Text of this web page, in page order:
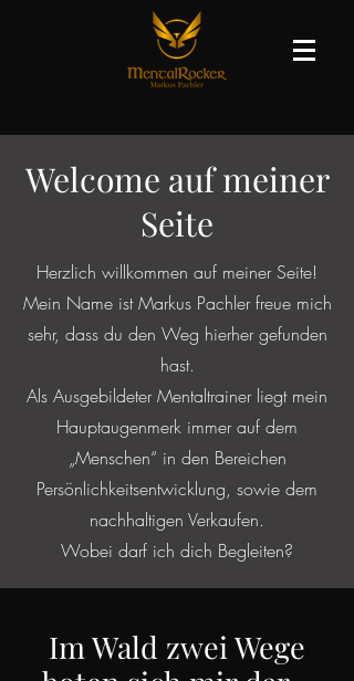
Welcome auf meiner
Seite
Herzlich willkommen auf meiner Seite!
Mein Name ist Markus Pachler freue mich
sehr, dass du den Weg hierher gefunden
hast.
Als Ausgebildeter Mentaltrainer liegt mein
Hauptaugenmerk immer auf dem
„Menschen“ in den Bereichen
Persönlichkeitsentwicklung, sowie dem
nachhaltigen Verkaufen.
Wobei darf ich dich Begleiten?
Im Wald zwei Wege